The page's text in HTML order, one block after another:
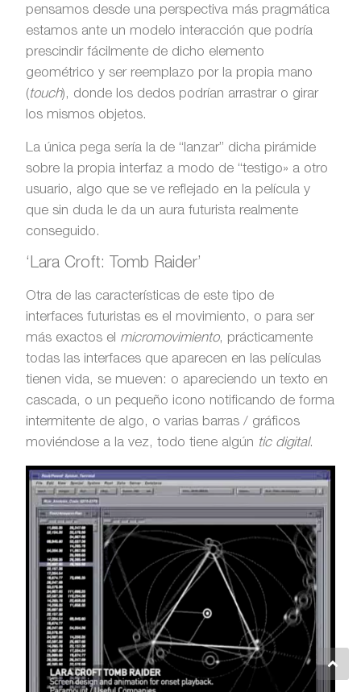
pensamos desde una perspectiva más pragmática
estamos ante un modelo interacción que podría
prescindir fácilmente de dicho elemento
geométrico y ser reemplazo por la propia mano
(touch), donde los dedos podrían arrastrar o girar
los mismos objetos.
La única pega sería la de “lanzar” dicha pirámide
sobre la propia interfaz a modo de “testigo» a otro
usuario, algo que se ve reflejado en la película y
que sin duda le da un aura futurista realmente
conseguido.
‘Lara Croft: Tomb Raider’
Otra de las características de este tipo de
interfaces futuristas es el movimiento, o para ser
más exactos el micromovimiento, prácticamente
todas las interfaces que aparecen en las películas
tienen vida, se mueven: o apareciendo un texto en
cascada, o un pequeño icono notificando de forma
intermitente de algo, o varias barras / gráficos
moviéndose a la vez, todo tiene algún tic digital.